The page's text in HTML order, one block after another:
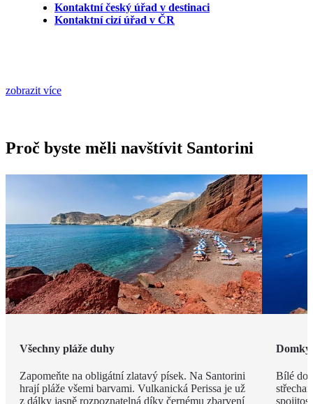
Kontaktní český úřad v destinaci
Kontaktní cizí úřad v ČR
zobrazit více
Proč byste měli navštívit Santorini
Všechny pláže duhy
Zapomeňte na obligátní zlatavý písek. Na Santorini
hrají pláže všemi barvami. Vulkanická Perissa je už
z dálky jasně rozpoznatelná díky černému zbarvení
Domky
Bílé